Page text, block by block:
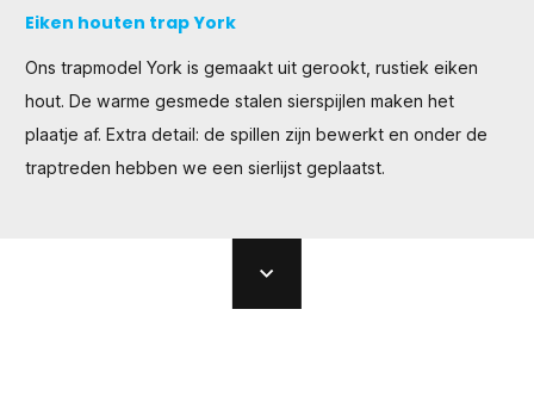
Eiken houten trap York
Ons trapmodel York is gemaakt uit gerookt, rustiek eiken
hout. De warme gesmede stalen sierspijlen maken het
plaatje af. Extra detail: de spillen zijn bewerkt en onder de
traptreden hebben we een sierlijst geplaatst.